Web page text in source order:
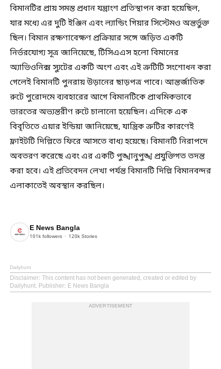
বিমানটির প্রায় সমস্ত প্রধান যন্ত্রাংশ প্রতিস্থাপন করা হয়েছিল,
যার মধ্যে এর দুটি ইঞ্জিন এবং ল্যান্ডিং গিয়ার সিস্টেমও অন্তর্ভুক্ত
ছিল। বিমান রক্ষণাবেক্ষণ প্রক্রিয়ার সঙ্গে জড়িত একটি
নির্ভরযোগ্য সূত্র জানিয়েছে, টিসিএএস হলো বিমানের
অ্যাভিওনিক্স স্যুটের একটি অংশ এবং এই ত্রুটিটি সংশোধন করা
গেলেই বিমানটি পুনরায় উড়ানের ছাড়পত্র পাবে। আন্তর্জাতিক
রুটে পুরোদমে ব্যবহারের আগে বিমানটিকে প্রাথমিকভাবে
ভারতের অভ্যন্তরীণ রুটে চালানো হয়েছিল। এদিকে এক
বিবৃতিতে এয়ার ইন্ডিয়া জানিয়েছে, যান্ত্রিক ত্রুটির কারণেই
ফ্লাইটটি দিল্লিতে ফিরে আসতে বাধ্য হয়েছে। বিমানটি নিরাপদে
অবতরণ করেছে এবং এর একটি পুঙ্খানুপুঙ্খ প্রযুক্তিগত তদন্ত
করা হবে। এই প্রতিবেদন লেখা পর্যন্ত বিমানটি দিল্লি বিমানবন্দর
এলাকাতেই অবস্থান করছিল।
E News Bangla
101k followers 120k Stories
Dailyhunt
Disclaimer: This content has not been generated, created or edited by
Dailyhunt. Publisher: E News Bangla
ADVERTISEMENT